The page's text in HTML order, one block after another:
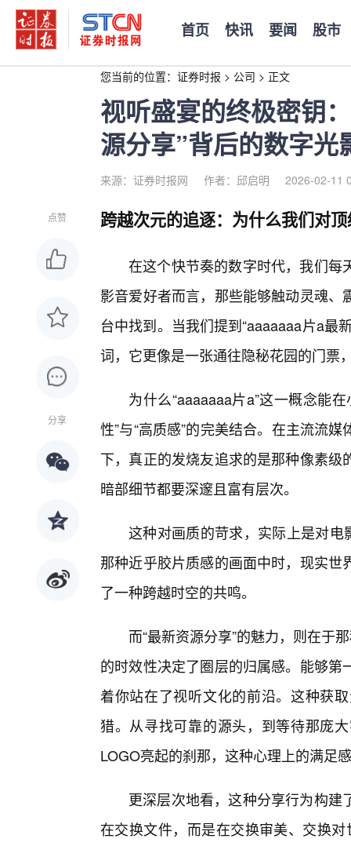
首页 快讯 要闻 股市
您当前的位置： 证券时报 > 公司 > 正文
视听盛宴的终极密钥
源分享”背后的数字光
来源：证券时报网 作者：邱启明 2026-02-11
点赞
分享
跨越次元的追逐：为什么我们对
在这个快节奏的数字时代，我们每
影音爱好者而言，那些能够触动灵魂
台中找到。当我们提到“aaaaaaa片a最
词，它更像是一张通往隐秘花园的门票
为什么“aaaaaaa片a”这一概念能
性”与“高质感”的完美结合。在主流流
下，真正的发烧友追求的是那种像素
暗部细节都要深邃且富有层次。
这种对画质的苛求，实际上是对电
那种近乎胶片质感的画面中时，现实
了一种跨越时空的共鸣。
而“最新资源分享”的魅力，则在于
的时效性决定了圈层的归属感。能够
着你站在了视听文化的前沿。这种获
猎。从寻找可靠的源头，到等待那庞
LOGO亮起的刹那，这种心理上的满足
更深层次地看，这种分享行为构
在交换文件，而是在交换审美、交换